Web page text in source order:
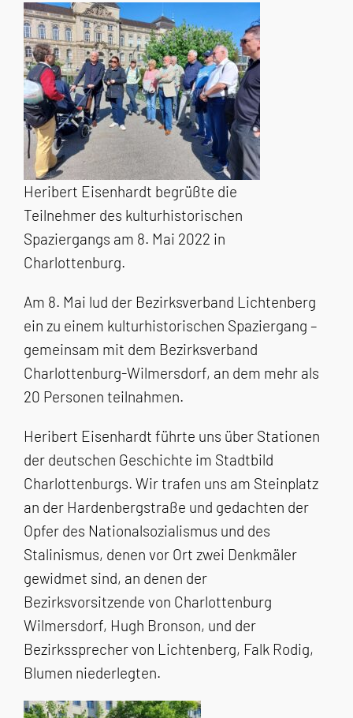
Heribert Eisenhardt begrüßte die
Teilnehmer des kulturhistorischen
Spaziergangs am 8. Mai 2022 in
Charlottenburg.
Am 8. Mai lud der Bezirksverband Lichtenberg
ein zu einem kulturhistorischen Spaziergang –
gemeinsam mit dem Bezirksverband
Charlottenburg-Wilmersdorf, an dem mehr als
20 Personen teilnahmen.
Heribert Eisenhardt führte uns über Stationen
der deutschen Geschichte im Stadtbild
Charlottenburgs. Wir trafen uns am Steinplatz
an der Hardenbergstraße und gedachten der
Opfer des Nationalsozialismus und des
Stalinismus, denen vor Ort zwei Denkmäler
gewidmet sind, an denen der
Bezirksvorsitzende von Charlottenburg
Wilmersdorf, Hugh Bronson, und der
Bezirkssprecher von Lichtenberg, Falk Rodig,
Blumen niederlegten.